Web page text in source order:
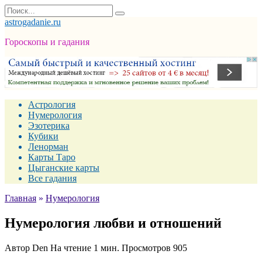
Перейти
к
содержанию
Search
for:
astrogadanie.ru
Гороскопы и гадания
Астрология
Нумерология
Эзотерика
Кубики
Ленорман
Карты Таро
Цыганские карты
Все гадания
Главная » Нумерология
Нумерология любви и отношений
Автор Den На чтение 1 мин. Просмотров 905